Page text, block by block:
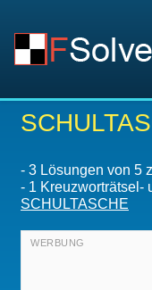
- 3 Lösungen von 5
- 1 Kreuzworträtsel-
SCHULTASCHE